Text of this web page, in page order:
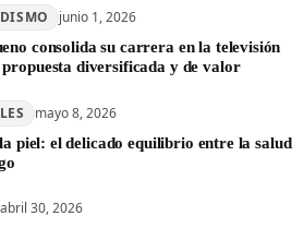
junio 1, 2026
consolida su carrera en la televisión
propuesta diversificada y de valor
mayo 8, 2026
piel: el delicado equilibrio entre la salud
abril 30, 2026